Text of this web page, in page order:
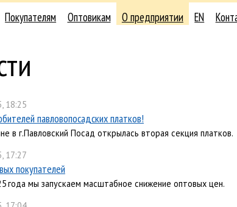
Покупателям Оптовикам О предприятии EN
18:25
павловопосадских платков!
в г.Павловский Посад открылась вторая секция платков.
17:27
покупателей
года мы запускаем масштабное снижение оптовых цен.